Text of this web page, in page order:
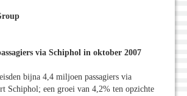
via Schiphol in oktober 2007
bijna 4,4 miljoen passagiers via
Schiphol; een groei van 4,2% ten opzichte